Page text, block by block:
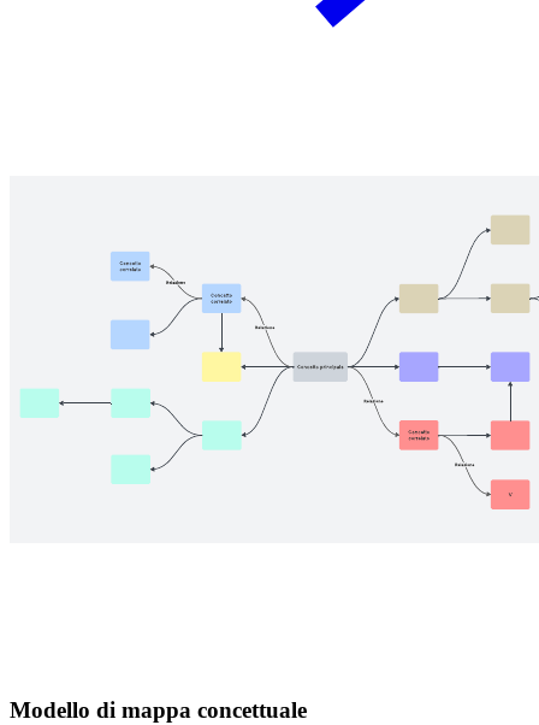
Modello di mappa concettuale